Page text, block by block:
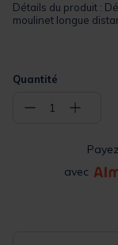
Détails du produit :
moulinet longue
Quantité
− 1 +
avec